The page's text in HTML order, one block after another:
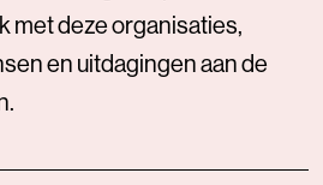
met deze organisaties,
en uitdagingen aan de